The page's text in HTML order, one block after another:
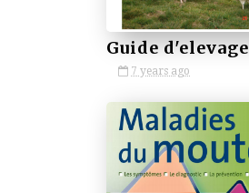
7 years ago